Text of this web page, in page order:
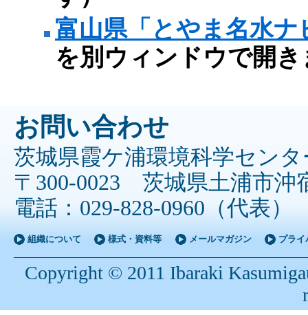
富山県「とやま名水ナ
を別ウィンドウで開き
お問い合わせ
茨城県霞ケ浦環境科学センタ
〒300-0023 茨城県土浦市沖
電話：029-828-0960（代表
組織について 様式・資料等 メールマガジン プライ
Copyright © 2011 Ibaraki